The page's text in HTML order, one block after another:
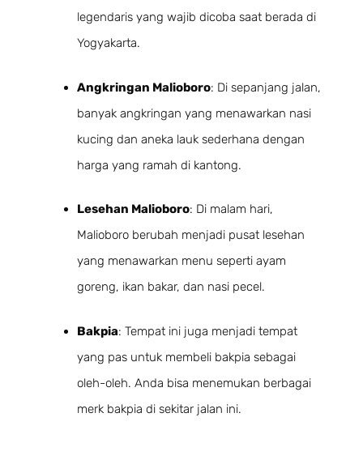
legendaris yang wajib dicoba saat berada di
Yogyakarta.
Angkringan Malioboro: Di sepanjang jalan,
banyak angkringan yang menawarkan nasi
kucing dan aneka lauk sederhana dengan
harga yang ramah di kantong.
Lesehan Malioboro: Di malam hari,
Malioboro berubah menjadi pusat lesehan
yang menawarkan menu seperti ayam
goreng, ikan bakar, dan nasi pecel.
Bakpia: Tempat ini juga menjadi tempat
yang pas untuk membeli bakpia sebagai
oleh-oleh. Anda bisa menemukan berbagai
merk bakpia di sekitar jalan ini.